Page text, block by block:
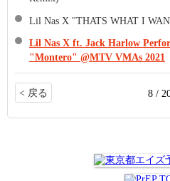
Lil Nas X "THATS WHAT I
Lil Nas X ft. Jack Harlow
"Montero" @MTV VMAs 2021
< 戻る 8 /